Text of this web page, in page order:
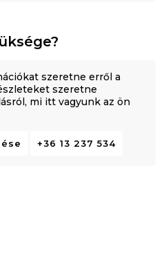
szeretne erről a
szeretne
mi itt vagyunk az ön
+36 13 237 534